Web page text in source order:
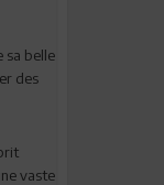
sa belle
des
vaste